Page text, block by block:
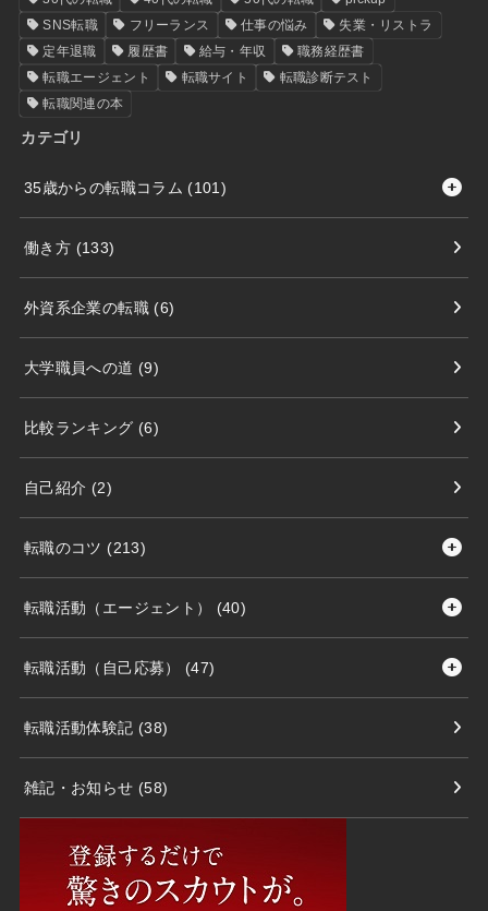
SNS転職
フリーランス 仕事の悩み
失業・リストラ
定年退職
履歴書 給与・年収
職務経歴書
転職エージェント
転職サイト
転職診断テスト
転職関連の本
カテゴリ
35歳からの転職コラム (101)
働き方 (133)
外資系企業の転職 (6)
大学職員への道 (9)
比較ランキング (6)
自己紹介 (2)
転職のコツ (213)
転職活動（エージェント） (40)
転職活動（自己応募） (47)
転職活動体験記 (38)
雑記・お知らせ (58)